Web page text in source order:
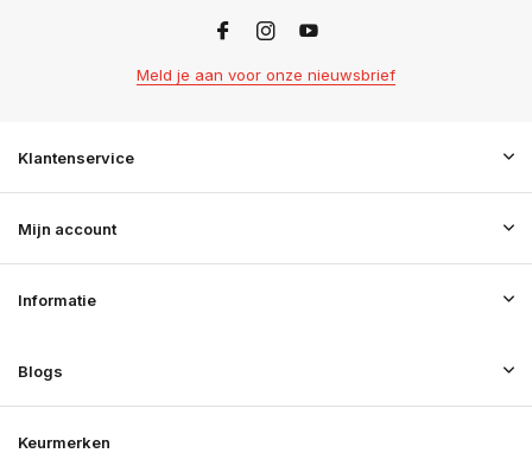
Meld je aan voor onze nieuwsbrief
Klantenservice
Mijn account
Informatie
Blogs
Keurmerken